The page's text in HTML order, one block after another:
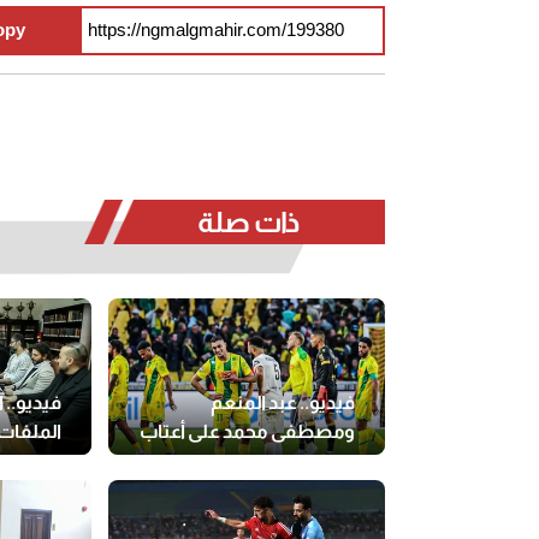
ذات صلة
فيديو.. عبد المنعم
ومصطفى محمد على أعتاب
الأهلي
فيديو..